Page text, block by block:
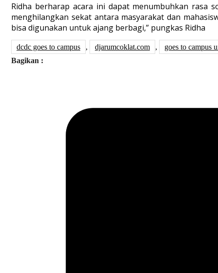
Ridha berharap acara ini dapat menumbuhkan rasa
menghilangkan sekat antara masyarakat dan
bisa digunakan untuk ajang berbagi,” pungkas Ridha
dcdc goes to campus , djarumcoklat.com ,
goes to campus
Bagikan :